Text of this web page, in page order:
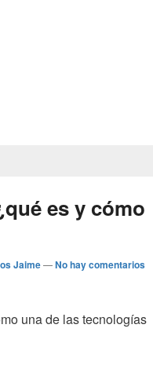
es y cómo
Jaime—No hay comentarios
una de las tecnologías